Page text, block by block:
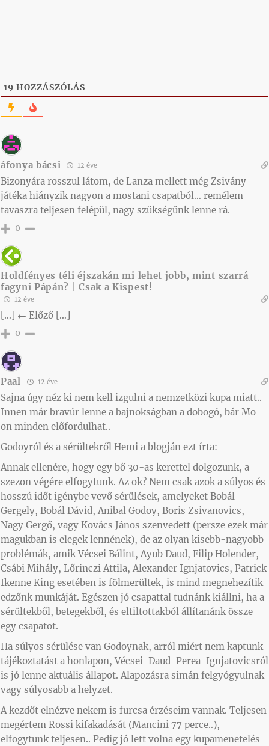
19 HOZZÁSZÓLÁS
áfonya bácsi 12 éve
Bizonyára rosszul látom, de Lanza mellett még Zsivány
játéka hiányzik nagyon a mostani csapatból… remélem
tavaszra teljesen felépül, nagy szükségünk lenne rá.
0
Holdfényes téli éjszakán mi lehet jobb, mint szarrá
fagyni Pápán? | Csak a Kispest!
12 éve
[…] ← Előző […]
0
Paal 12 éve
Sajna úgy néz ki nem kell izgulni a nemzetközi kupa miatt..
Innen már bravúr lenne a bajnokságban a dobogó, bár Mo-
on minden előfordulhat..
Godoyról és a sérültekről Hemi a blogján ezt írta:
Annak ellenére, hogy egy bő 30-as kerettel dolgozunk, a
szezon végére elfogytunk. Az ok? Nem csak azok a súlyos és
hosszú időt igénybe vevő sérülések, amelyeket Bobál
Gergely, Bobál Dávid, Anibal Godoy, Boris Zsivanovics,
Nagy Gergő, vagy Kovács János szenvedett (persze ezek már
magukban is elegek lennének), de az olyan kisebb-nagyobb
problémák, amik Vécsei Bálint, Ayub Daud, Filip Holender,
Csábi Mihály, Lőrinczi Attila, Alexander Ignjatovics, Patrick
Ikenne King esetében is fölmerültek, is mind megnehezítik
edzőnk munkáját. Egészen jó csapattal tudnánk kiállni, ha a
sérültekből, betegekből, és eltiltottakból állítanánk össze
egy csapatot.
Ha súlyos sérülése van Godoynak, arról miért nem kaptunk
tájékoztatást a honlapon, Vécsei-Daud-Perea-Ignjatovicsról
is jó lenne aktuális állapot. Alapozásra simán felgyógyulnak
vagy súlyosabb a helyzet.
A kezdőt elnézve nekem is furcsa érzéseim vannak. Teljesen
megértem Rossi kifakadását (Mancini 77 perce..),
elfogytunk teljesen.. Pedig jó lett volna egy kupamenetelés